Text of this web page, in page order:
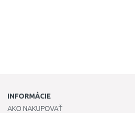
INFORMÁCIE
AKO NAKUPOVAŤ